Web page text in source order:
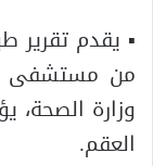
▪ يقدم تقرير
من مستشفى
وزارة الصحة،
العقم.